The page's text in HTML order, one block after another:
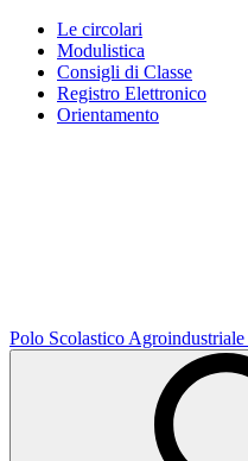
Le circolari
Modulistica
Consigli di Classe
Registro Elettronico
Orientamento
Polo Scolastico Agroindustriale